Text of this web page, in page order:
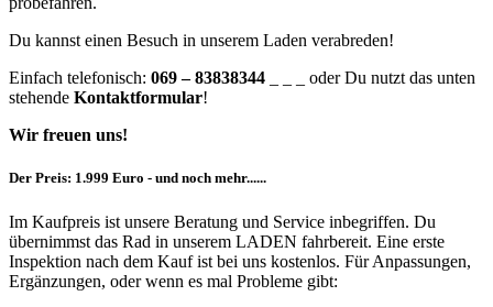
Du kannst einen Besuch in unserem Laden verabreden!
Einfach telefonisch: 069 – 83838344 _ _ _ oder Du nutzt das unten
stehende Kontaktformular!
Wir freuen uns!
Der Preis: 1.999 Euro - und noch mehr......
Im Kaufpreis ist unsere Beratung und Service inbegriffen. Du
übernimmst das Rad in unserem LADEN fahrbereit. Eine erste
Inspektion nach dem Kauf ist bei uns kostenlos. Für Anpassungen,
Ergänzungen, oder wenn es mal Probleme gibt: